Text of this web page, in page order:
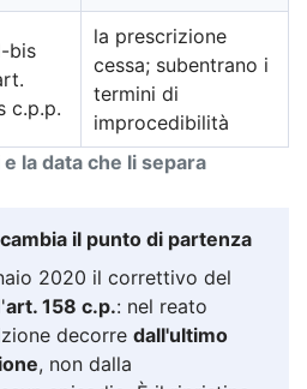
la data che li separa
bis
c.p.p.
la prescrizione
cessa; subentrano i
termini di
improcedibilità
il punto di partenza
2020 il correttivo del
art. 158 c.p.: nel reato
decorre dall'ultimo
, non dalla